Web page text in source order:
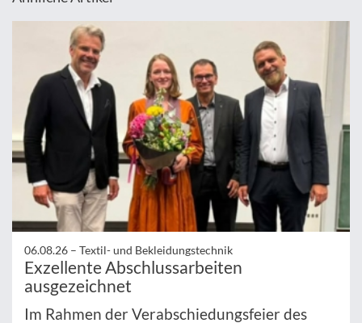
06.08.26 – Textil- und Bekleidungstechnik
Exzellente Abschlussarbeiten
ausgezeichnet
Im Rahmen der Verabschiedungsfeier des